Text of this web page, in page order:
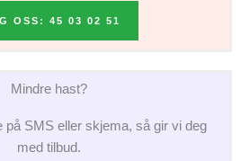
OSS: 45 03 02 51
Mindre hast?
på SMS eller skjema, så gir vi deg
med tilbud.